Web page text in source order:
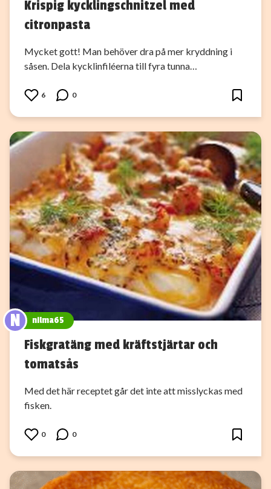
Krispig kycklingschnitzel med
citronpasta
Mycket gott! Man behöver dra på mer kryddning i
såsen. Dela kycklinfiléerna till fyra tunna…
6 0
N nilma65
Fiskgratäng med kräftstjärtar och
tomatsås
Med det här receptet går det inte att misslyckas med
fisken.
0 0